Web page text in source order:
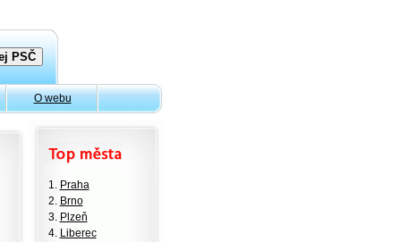
O webu
1. Praha
2. Brno
3. Plzeň
4. Liberec